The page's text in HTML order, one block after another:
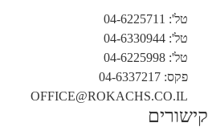
טל': 04-6225711
טל': 04-6330944
טל': 04-6225998
פקס: 04-6337217
OFFICE@ROKACHS.CO.IL
קישורים